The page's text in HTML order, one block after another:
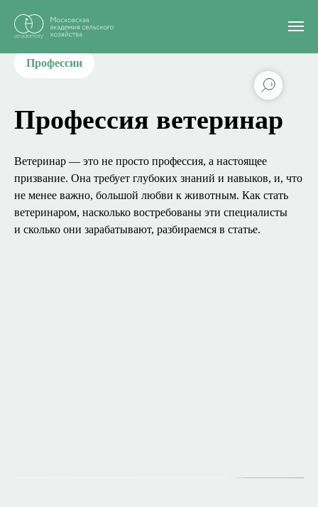
Главная / Блог
Профессии
Профессия ветеринар
Ветеринар — это не просто профессия, а настоящее
призвание. Она требует глубоких знаний и навыков, и, что
не менее важно, большой любви к животным. Как стать
ветеринаром, насколько востребованы эти специалисты
и сколько они зарабатывают, разбираемся в статье.